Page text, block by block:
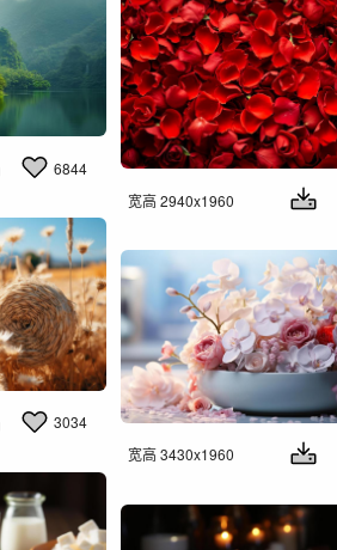
6844
宽高 2940x1960
3034
宽高 3430x1960